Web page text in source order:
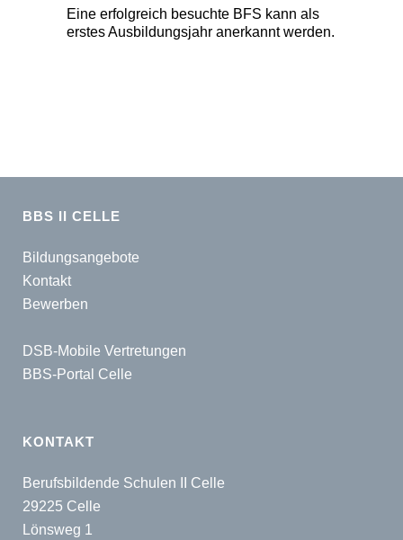
Eine erfolgreich besuchte BFS kann als
erstes Ausbildungsjahr anerkannt werden.
BBS II CELLE
Bildungsangebote
Kontakt
Bewerben
DSB-Mobile Vertretungen
BBS-Portal Celle
KONTAKT
Berufsbildende Schulen II Celle
29225 Celle
Lönsweg 1